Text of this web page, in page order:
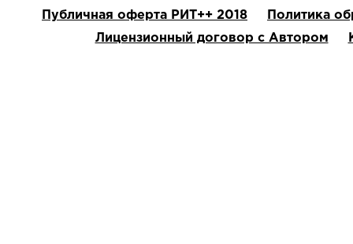
Публичная оферта РИТ++ 2018
Политика
Лицензионный договор с Автором